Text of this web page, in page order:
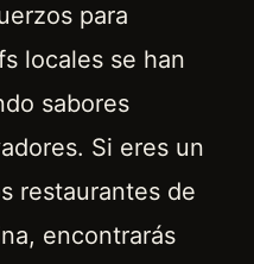
para
locales se han
sabores
Si eres un
restaurantes de
encontrarás